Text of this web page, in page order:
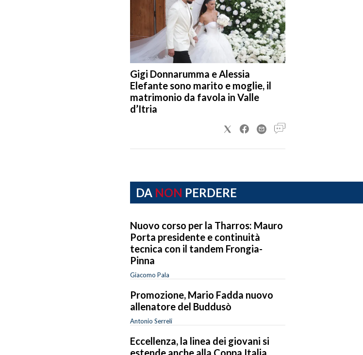
Gigi Donnarumma e Alessia
Elefante sono marito e moglie, il
matrimonio da favola in Valle
d’Itria
DA NON PERDERE
Nuovo corso per la Tharros: Mauro
Porta presidente e continuità
tecnica con il tandem Frongia-
Pinna
Giacomo Pala
Promozione, Mario Fadda nuovo
allenatore del Buddusò
Antonio Serreli
Eccellenza, la linea dei giovani si
estende anche alla Coppa Italia